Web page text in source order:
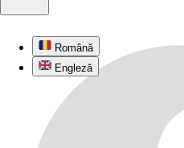
Română
Engleză